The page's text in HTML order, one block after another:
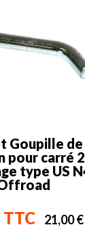
Goupille de
pour carré
type US
21,00